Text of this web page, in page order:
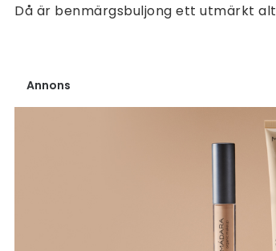
Då är benmärgsbuljong ett utmärkt
Annons